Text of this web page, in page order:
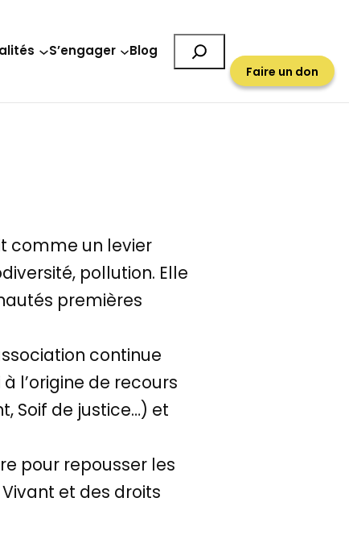
S’engager Blog
Faire un don
comme un levier
pollution. Elle
premières
continue
l’origine de recours
Soif de justice…) et
pour repousser les
et des droits